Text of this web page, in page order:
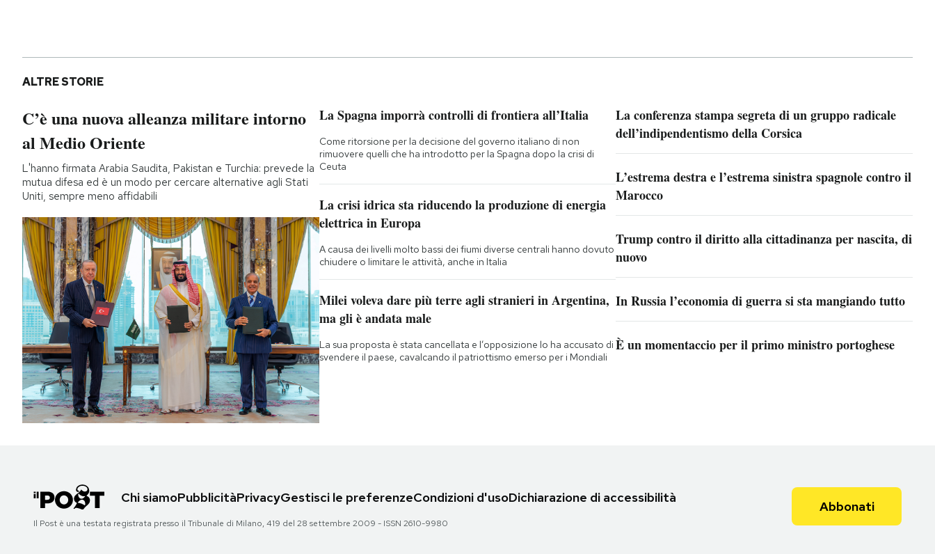
ALTRE STORIE
C’è una nuova alleanza militare intorno
al Medio Oriente
L'hanno firmata Arabia Saudita, Pakistan e Turchia: prevede la
mutua difesa ed è un modo per cercare alternative agli Stati
Uniti, sempre meno affidabili
La Spagna imporrà controlli di frontiera all’Italia
Come ritorsione per la decisione del governo italiano di non
rimuovere quelli che ha introdotto per la Spagna dopo la crisi di
Ceuta
La crisi idrica sta riducendo la produzione di energia
elettrica in Europa
A causa dei livelli molto bassi dei fiumi diverse centrali hanno dovuto
chiudere o limitare le attività, anche in Italia
Milei voleva dare più terre agli stranieri in Argentina,
ma gli è andata male
La sua proposta è stata cancellata e l’opposizione lo ha accusato di
svendere il paese, cavalcando il patriottismo emerso per i Mondiali
La conferenza stampa segreta di un gruppo radicale
dell’indipendentismo della Corsica
L’estrema destra e l’estrema sinistra spagnole contro il
Marocco
Trump contro il diritto alla cittadinanza per nascita, di
nuovo
In Russia l’economia di guerra si sta mangiando tutto
È un momentaccio per il primo ministro portoghese
Chi siamoPubblicitàPrivacyGestisci le preferenzeCondizioni d'usoDichiarazione di accessibilità
Il Post è una testata registrata presso il Tribunale di Milano, 419 del 28 settembre 2009 - ISSN 2610-9980
Abbonati